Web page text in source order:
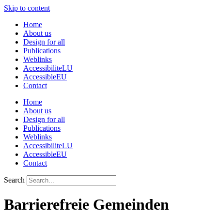
Skip to content
Home
About us
Design for all
Publications
Weblinks
AccessibiliteLU
AccessibleEU
Contact
Home
About us
Design for all
Publications
Weblinks
AccessibiliteLU
AccessibleEU
Contact
Search
Barrierefreie Gemeinden